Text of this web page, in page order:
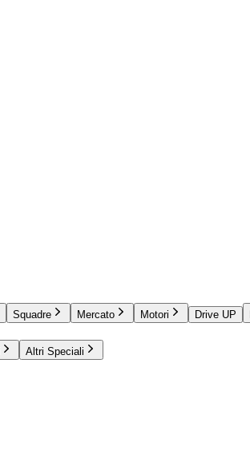
Squadre Mercato Motori Drive UP
Altri Speciali